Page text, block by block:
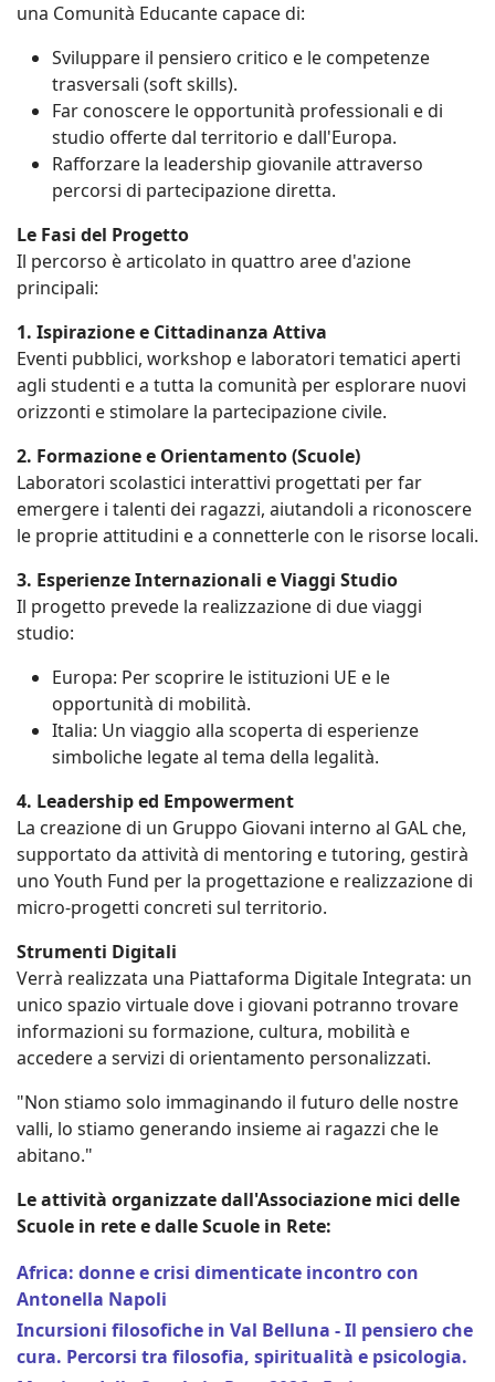
una Comunità Educante capace di:
Sviluppare il pensiero critico e le competenze
trasversali (soft skills).
Far conoscere le opportunità professionali e di
studio offerte dal territorio e dall'Europa.
Rafforzare la leadership giovanile attraverso
percorsi di partecipazione diretta.
Le Fasi del Progetto
Il percorso è articolato in quattro aree d'azione
principali:
1. Ispirazione e Cittadinanza Attiva
Eventi pubblici, workshop e laboratori tematici aperti
agli studenti e a tutta la comunità per esplorare nuovi
orizzonti e stimolare la partecipazione civile.
2. Formazione e Orientamento (Scuole)
Laboratori scolastici interattivi progettati per far
emergere i talenti dei ragazzi, aiutandoli a riconoscere
le proprie attitudini e a connetterle con le risorse locali.
3. Esperienze Internazionali e Viaggi Studio
Il progetto prevede la realizzazione di due viaggi
studio:
Europa: Per scoprire le istituzioni UE e le
opportunità di mobilità.
Italia: Un viaggio alla scoperta di esperienze
simboliche legate al tema della legalità.
4. Leadership ed Empowerment
La creazione di un Gruppo Giovani interno al GAL che,
supportato da attività di mentoring e tutoring, gestirà
uno Youth Fund per la progettazione e realizzazione di
micro-progetti concreti sul territorio.
Strumenti Digitali
Verrà realizzata una Piattaforma Digitale Integrata: un
unico spazio virtuale dove i giovani potranno trovare
informazioni su formazione, cultura, mobilità e
accedere a servizi di orientamento personalizzati.
"Non stiamo solo immaginando il futuro delle nostre
valli, lo stiamo generando insieme ai ragazzi che le
abitano."
Le attività organizzate dall'Associazione mici delle
Scuole in rete e dalle Scuole in Rete:
Africa: donne e crisi dimenticate incontro con
Antonella Napoli
Incursioni filosofiche in Val Belluna - Il pensiero che
cura. Percorsi tra filosofia, spiritualità e psicologia.